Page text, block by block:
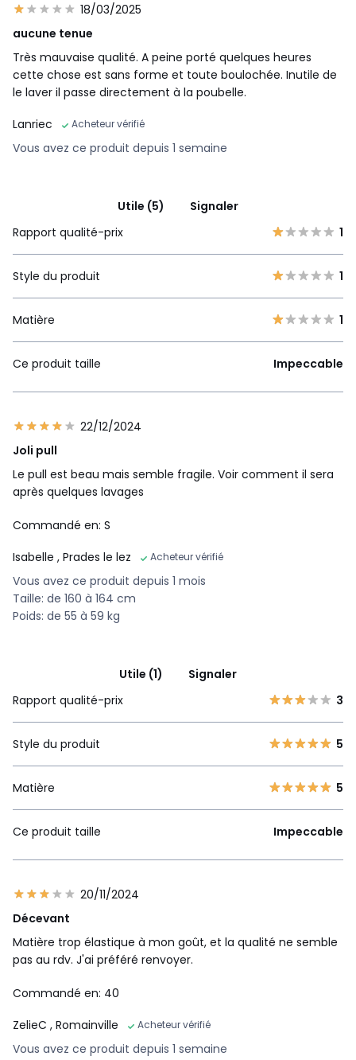
18/03/2025
aucune tenue
Très mauvaise qualité. A peine porté quelques heures
cette chose est sans forme et toute boulochée. Inutile de
le laver il passe directement à la poubelle.
Lanriec
Acheteur vérifié
Vous avez ce produit depuis 1 semaine
Utile (5)
Signaler
Rapport qualité-prix
1
Style du produit 1
Matière 1
Ce produit taille Impeccable
22/12/2024
Joli pull
Le pull est beau mais semble fragile. Voir comment il sera
après quelques lavages
Commandé en: S
Isabelle , Prades le lez Acheteur vérifié
Vous avez ce produit depuis 1 mois
Taille: de 160 à 164 cm
Poids: de 55 à 59 kg
Utile (1)
Signaler
Rapport qualité-prix
3
Style du produit 5
Matière 5
Ce produit taille Impeccable
20/11/2024
Décevant
Matière trop élastique à mon goût, et la qualité ne semble
pas au rdv. J'ai préféré renvoyer.
Commandé en: 40
ZelieC , Romainville Acheteur vérifié
Vous avez ce produit depuis 1 semaine